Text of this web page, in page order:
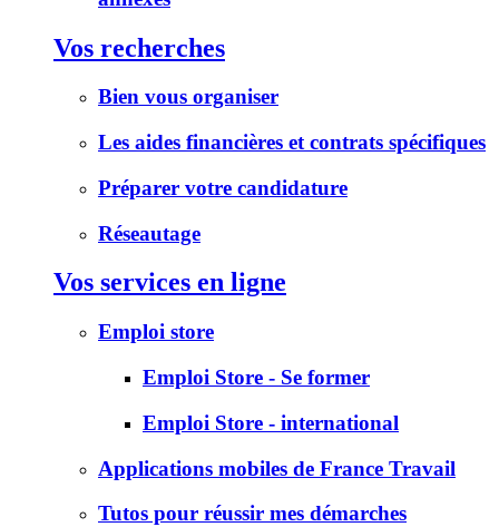
Vos recherches
Bien vous organiser
Les aides financières et contrats spécifiques
Préparer votre candidature
Réseautage
Vos services en ligne
Emploi store
Emploi Store - Se former
Emploi Store - international
Applications mobiles de France Travail
Tutos pour réussir mes démarches